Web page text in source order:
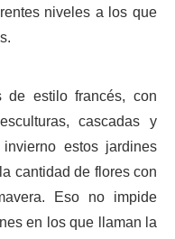
niveles a los que
de estilo francés, con
cascadas y
estos jardines
cantidad de flores con
Eso no impide
en los que llaman la